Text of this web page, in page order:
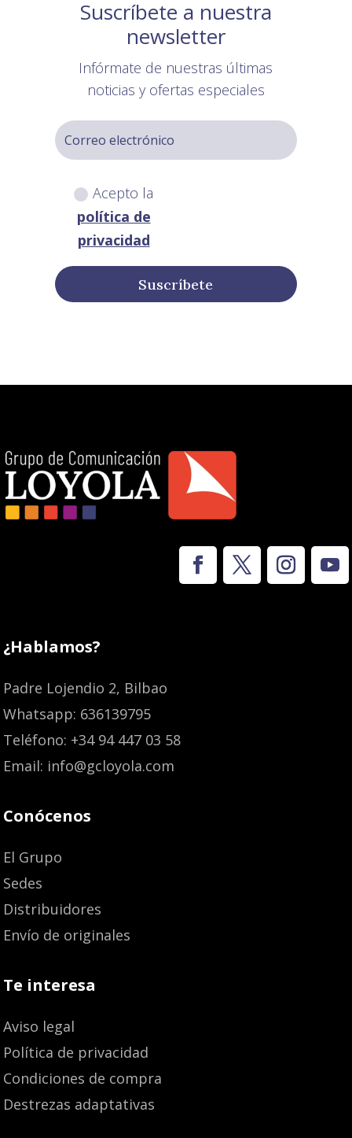
Suscríbete a nuestra
newsletter
Infórmate de nuestras últimas
noticias y ofertas especiales
Acepto la
política de
privacidad
Suscríbete
¿Hablamos?
Padre Lojendio 2, Bilbao
Whatsapp: 636139795
Teléfono: +34 94 447 03 58
Email: info@gcloyola.com
Conócenos
El Grupo
Sedes
Distribuidores
Envío de originales
Te interesa
Aviso legal
Política de privacidad
Condiciones de compra
Destrezas adaptativas